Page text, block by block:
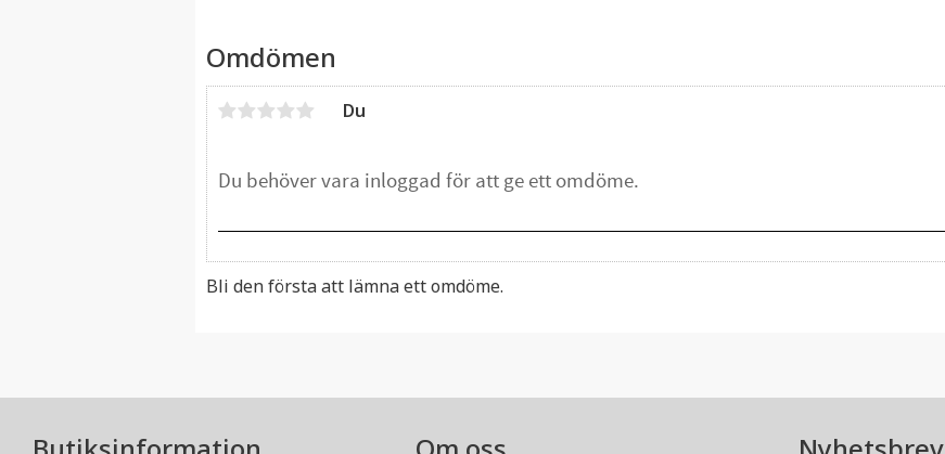
Omdömen
Du
Bli den första att lämna ett omdöme.